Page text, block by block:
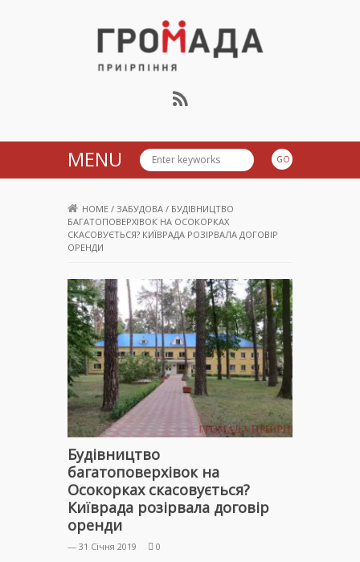
Громада Приірпіння
MENU
HOME / ЗАБУДОВА / БУДІВНИЦТВО
БАГАТОПОВЕРХІВОК НА ОСОКОРКАХ
СКАСОВУЄТЬСЯ? КИЇВРАДА РОЗІРВАЛА ДОГОВІР
ОРЕНДИ
Будівництво
багатоповерхівок на
Осокорках скасовується?
Київрада розірвала договір
оренди
— 31 Січня 2019 0